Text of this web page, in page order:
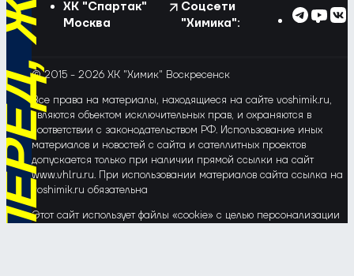
ХК "Спартак"
Москва
Соцсети
"Химика":
© 2015 - 2026 ХК "Химик" Воскресенск
Все права на материалы, находящиеся на сайте voshimik.ru,
являются объектом исключительных прав, и охраняются в
соответствии с законодательством РФ. Использование иных
материалов и новостей с сайта и сателлитных проектов
допускается только при наличии прямой ссылки на сайт
www.vhlru.ru. При использовании материалов сайта ссылка на
voshimik.ru обязательна
Этот сайт использует файлы «cookie» с целью персонализации